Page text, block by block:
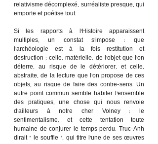
relativisme décomplexé, surréaliste presque, qui
emporte et poétise tout.
Si les rapports à l’Histoire apparaissent
multiples, un constat s’impose : que
l’archéologie est à la fois restitution et
destruction ; celle, matérielle, de l’objet que l’on
déterre, au risque de le détériorer, et celle,
abstraite, de la lecture que l’on propose de ces
objets, au risque de faire des contre-sens. Un
autre point commun semble habiter l’ensemble
des pratiques, une chose qui nous renvoie
d’ailleurs à notre cher Volney : le
sentimentalisme, et cette tentation toute
humaine de conjurer le temps perdu. Truc-Anh
dirait « le souffle », qui titre l’une de ses œuvres